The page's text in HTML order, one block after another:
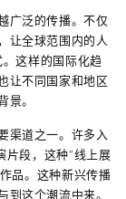
广泛的传播。不仅
让全球范围内的人
这样的国际化趋
让不同国家和地区
景。
渠道之一。许多入
片段，这种“线上展
品。这种新兴传播
这个潮流中来。